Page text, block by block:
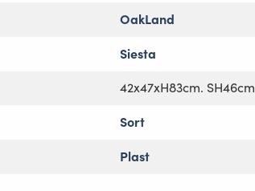
OakLand
Siesta
42x47xH83cm. SH46cm
Sort
Plast